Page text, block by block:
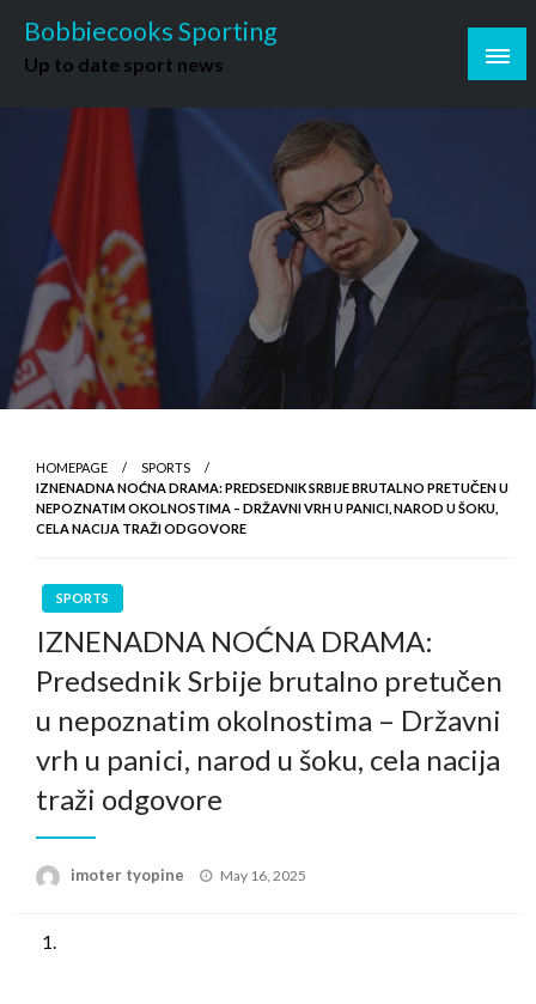
content
Bobbiecooks Sporting
Up to date sport news
HOMEPAGE
SPORTS
IZNENADNA NOĆNA DRAMA: PREDSEDNIK SRBIJE BRUTALNO PRETUČEN U
NEPOZNATIM OKOLNOSTIMA – DRŽAVNI VRH U PANICI, NAROD U ŠOKU,
CELA NACIJA TRAŽI ODGOVORE
SPORTS
IZNENADNA NOĆNA DRAMA:
Predsednik Srbije brutalno pretučen
u nepoznatim okolnostima – Državni
vrh u panici, narod u šoku, cela nacija
traži odgovore
imoter tyopine
Posted
May 16, 2025